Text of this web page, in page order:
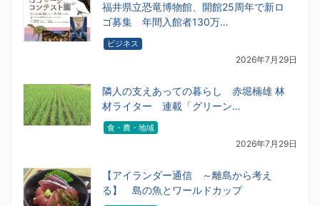
福井県立恐竜博物館、開館25周年で新ロ
ゴ募集 年間入館者130万…
ビジネス
2026年7月29日
隣人の支えあっての暮らし 赤堀楠雄 林
材ライター 連載「グリーン…
食・農・地域
2026年7月29日
【アイランダー通信 ～離島から考え
る】 島の魚とワールドカップ